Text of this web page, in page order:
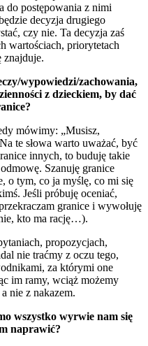
do postępowania z nimi
decyzja drugiego
czy nie. Ta decyzja zaś
wartościach, priorytetach
znajduje.
wypowiedzi/zachowania,
z dzieckiem, by dać
mówimy: „Musisz,
te słowa warto uważać, być
innych, to buduję takie
Szanuję granice
o tym, co ja myślę, co mi się
Jeśli próbuję oceniać,
granice i wywołuję
kto ma rację…).
propozycjach,
nie traćmy z oczu tego,
za którymi one
im ramy, wciąż możemy
nie z nakazem.
wszystko wyrwie nam się
naprawić?